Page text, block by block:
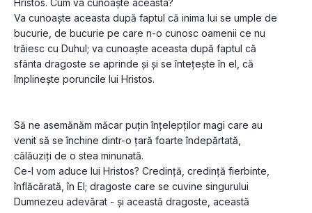
Va cunoaște aceasta după faptul că inima lui se umple de
bucurie, de bucurie pe care n-o cunosc oamenii ce nu
trăiesc cu Duhul; va cunoaște aceasta după faptul că
sfânta dragoste se aprinde și și se întețește în el, că
împlinește poruncile lui Hristos.
Să ne asemănăm măcar puțin înțelepților magi care au
venit să se închine dintr-o țară foarte îndepărtată,
călăuziți de o stea minunată.
Ce-I vom aduce lui Hristos? Credință, credință fierbinte,
înflăcărată, în El; dragoste care se cuvine singurului
Dumnezeu adevărat - și această dragoste, această